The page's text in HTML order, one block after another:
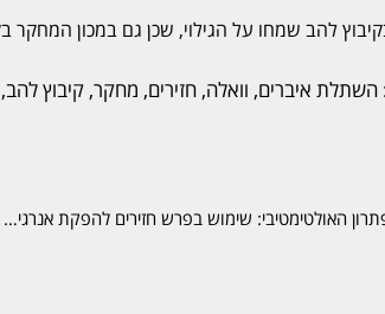
להב שמחו על הגילוי, שכן גם במכון המחקר
השתלת איברים, וואלה,חזירים, מחקר,קיבוץ להב
קיבוץ להב עם הפתרון האולטימטיבי: שימוש בפרש חזירים להפקת אנרגיה | מיינט באר שבע